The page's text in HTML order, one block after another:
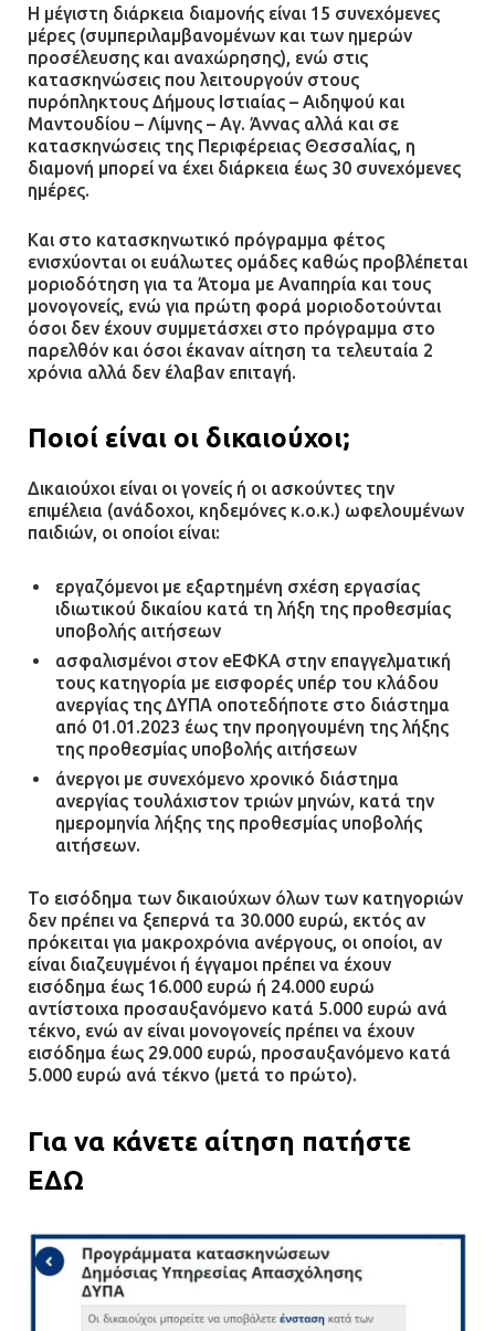
Φωτιά σε επιχείρηση στον
Ασπρόπυργο – Ήχησε το 112
09.07.2026 | 09:19
Δίωξη για απόπειρα
ανθρωποκτονίας στους δύο
08.07.2026 | 22:30
Ομαδικός βιασμός 19χρονης στο
Α.Τ. Ομονοίας: Ο Εισαγγελέας
πρότεινε την αθώωση των
αστυνομικών
τους μισθούς του 2025 στο Θριάσιο
για μηχάνημα καρδιολογικών
επεμβάσεων
ΔΗΜΟΣ ΜΑΝΔΡΑΣ ΕΙΔΥΛΛΙΑΣ: Δύο
νέα πολυδύναμα οχήματα 4×4
ενισχύουν την Πολιτική Προστασία
08.07.2026 | 09:40
Ομάδα ατόμων επιτέθηκε με
ρόπαλα και μαχαίρια σε δύο
ανήλικους
Άνω Λιόσια: Έριξαν τα ναρκωτικά
σε σκουπιδοφάγο για να μη τα βρει
η αστυνομία – Λογάριασαν χωρίς
τον ειδικό σκύλο
07.07.2026 | 09:56
Βούλα: Κραυγή αγωνίας από
«Τρέχουν με 90 χλμ. μέσα στη
Η μέγιστη διάρκεια διαμονής είναι 15 συνεχόμενες
μέρες (συμπεριλαμβανομένων και των ημερών
προσέλευσης και αναχώρησης), ενώ στις
κατασκηνώσεις που λειτουργούν στους
πυρόπληκτους Δήμους Ιστιαίας – Αιδηψού και
Μαντουδίου – Λίμνης – Αγ. Άννας αλλά και σε
κατασκηνώσεις της Περιφέρειας Θεσσαλίας, η
διαμονή μπορεί να έχει διάρκεια έως 30 συνεχόμενες
ημέρες.
Και στο κατασκηνωτικό πρόγραμμα φέτος
ενισχύονται οι ευάλωτες ομάδες καθώς προβλέπεται
μοριοδότηση για τα Άτομα με Αναπηρία και τους
μονογονείς, ενώ για πρώτη φορά μοριοδοτούνται
όσοι δεν έχουν συμμετάσχει στο πρόγραμμα στο
παρελθόν και όσοι έκαναν αίτηση τα τελευταία 2
χρόνια αλλά δεν έλαβαν επιταγή.
Ποιοί είναι οι δικαιούχοι;
Δικαιούχοι είναι οι γονείς ή οι ασκούντες την
επιμέλεια (ανάδοχοι, κηδεμόνες κ.ο.κ.) ωφελουμένων
παιδιών, οι οποίοι είναι:
εργαζόμενοι με εξαρτημένη σχέση εργασίας
ιδιωτικού δικαίου κατά τη λήξη της προθεσμίας
υποβολής αιτήσεων
ασφαλισμένοι στον eEΦΚΑ στην επαγγελματική
τους κατηγορία με εισφορές υπέρ του κλάδου
ανεργίας της ΔΥΠΑ οποτεδήποτε στο διάστημα
από 01.01.2023 έως την προηγουμένη της λήξης
της προθεσμίας υποβολής αιτήσεων
άνεργοι με συνεχόμενο χρονικό διάστημα
ανεργίας τουλάχιστον τριών μηνών, κατά την
ημερομηνία λήξης της προθεσμίας υποβολής
αιτήσεων.
Το εισόδημα των δικαιούχων όλων των κατηγοριών
δεν πρέπει να ξεπερνά τα 30.000 ευρώ, εκτός αν
πρόκειται για μακροχρόνια ανέργους, οι οποίοι, αν
είναι διαζευγμένοι ή έγγαμοι πρέπει να έχουν
εισόδημα έως 16.000 ευρώ ή 24.000 ευρώ
αντίστοιχα προσαυξανόμενο κατά 5.000 ευρώ ανά
τέκνο, ενώ αν είναι μονογονείς πρέπει να έχουν
εισόδημα έως 29.000 ευρώ, προσαυξανόμενο κατά
5.000 ευρώ ανά τέκνο (μετά το πρώτο).
Για να κάνετε αίτηση πατήστε
ΕΔΩ